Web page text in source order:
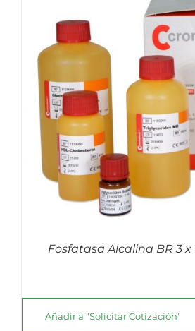
Fosfatasa Alcalina BR 3 x
Añadir a "Solicitar Cotización"